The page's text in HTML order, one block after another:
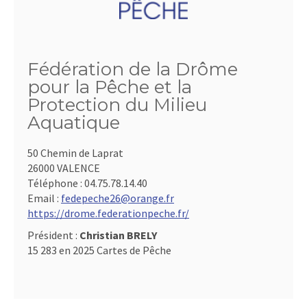
Fédération de la Drôme
pour la Pêche et la
Protection du Milieu
Aquatique
50 Chemin de Laprat
26000 VALENCE
Téléphone : 04.75.78.14.40
Email : fedepeche26@orange.fr
https://drome.federationpeche.fr/
Président : Christian BRELY
15 283 en 2025 Cartes de Pêche